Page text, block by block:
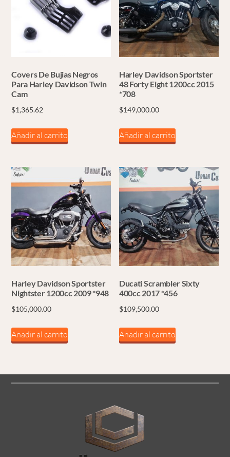
Covers De Bujias Negros
Para Harley Davidson Twin
Cam
$1,365.62
Añadir al carrito
Harley Davidson Sportster
48 Forty Eight 1200cc 2015
*708
$149,000.00
Añadir al carrito
Harley Davidson Sportster
Nightster 1200cc 2009 *948
$105,000.00
Añadir al carrito
Ducati Scrambler Sixty
400cc 2017 *456
$109,500.00
Añadir al carrito